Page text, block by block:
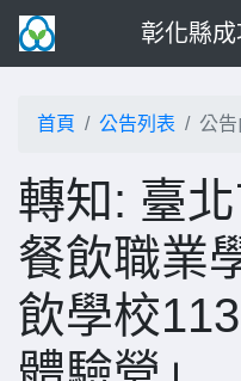
彰化縣
首頁 公告列表 公
轉知: 臺
餐飲職業
飲學校